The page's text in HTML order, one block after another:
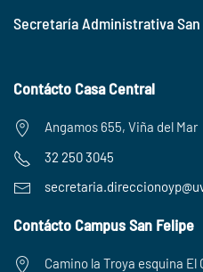
Secretaría Administrativa
Contácto Casa Central
Angamos 655, Viña del Mar
32 250 3045
secretaria.
Contácto Campus San Felipe
Camino la Troya esquina El